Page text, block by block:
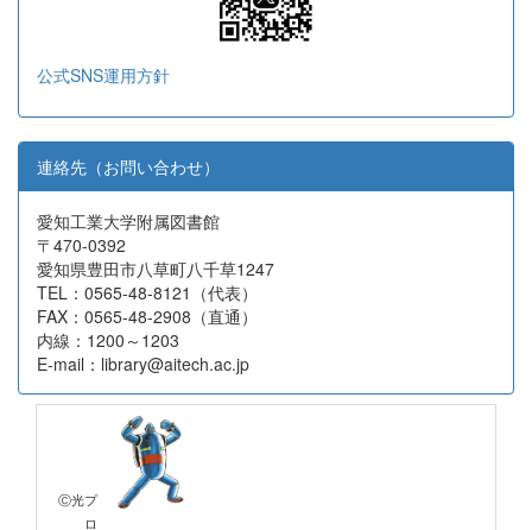
公式SNS運用方針
連絡先（お問い合わせ）
愛知工業大学附属図書館
〒470-0392
愛知県豊田市八草町八千草1247
TEL：0565-48-8121（代表）
FAX：0565-48-2908（直通）
内線：1200～1203
E-mail：library@aitech.ac.jp
Ⓒ光プ
ロ